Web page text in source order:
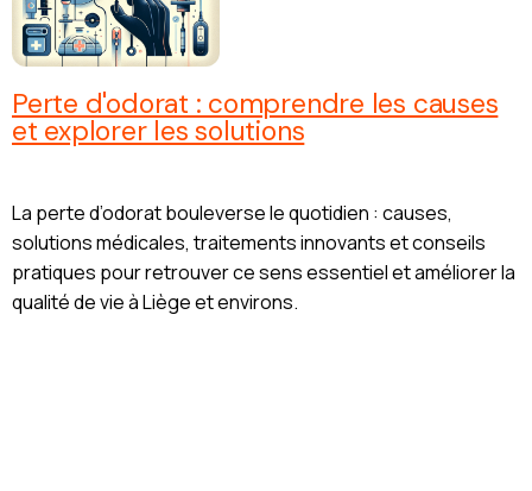
Perte d'odorat : comprendre les causes
et explorer les solutions
La perte d’odorat bouleverse le quotidien : causes,
solutions médicales, traitements innovants et conseils
pratiques pour retrouver ce sens essentiel et améliorer la
qualité de vie à Liège et environs.